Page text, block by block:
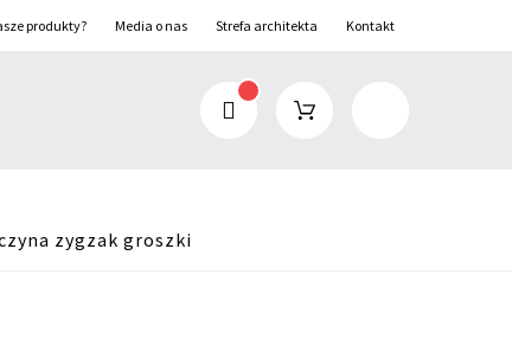
produkty? Media o nas Strefa architekta Kontakt
zygzak groszki